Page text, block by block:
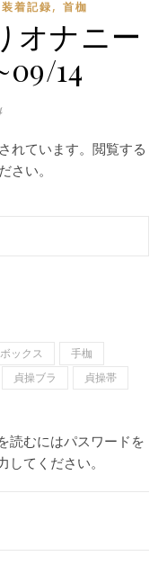
着記録, 首枷
オナニー
14
れています。閲覧する
さい。
ックス
手枷
貞操ブラ
貞操帯
読むにはパスワードを
してください。